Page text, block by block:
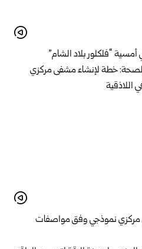
“فلكلور بلاد الشام”
مركزي نموذجي وفق مواصفات